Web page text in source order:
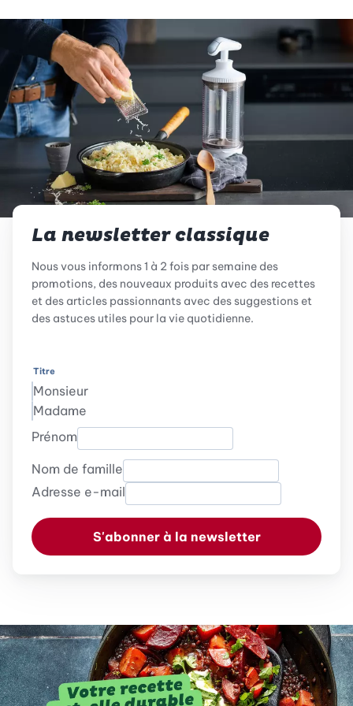
La newsletter classique
Nous vous informons 1 à 2 fois par semaine des
promotions, des nouveaux produits avec des recettes
et des articles passionnants avec des suggestions et
des astuces utiles pour la vie quotidienne.
Titre
Monsieur
Madame
Prénom
Nom de famille
Adresse e-mail
S'abonner à la newsletter